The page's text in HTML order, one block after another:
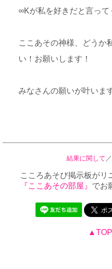
∞Kが私を好きだと言って
ここあその神様、どうか
い！お願いします！
みなさんの願いが叶いま
結果に関して ／
こころあそび掲示板がリ
『ここあその部屋』 でお